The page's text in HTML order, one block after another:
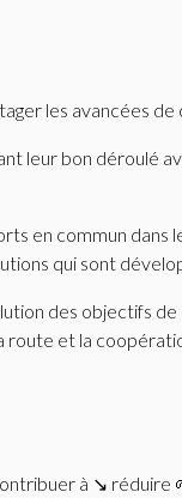
les avancées
leur bon déroulé
en commun dans
qui sont
des objectifs
route et la
à ↘